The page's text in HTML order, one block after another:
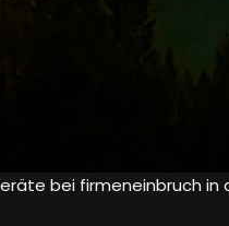
bei firmeneinbruch in